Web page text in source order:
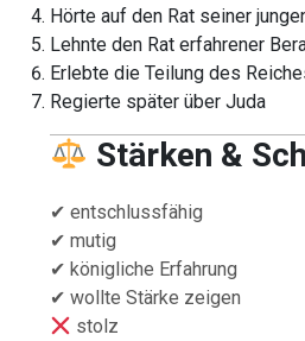
Hörte auf den Rat seiner
Lehnte den Rat erfahrener
Erlebte die Teilung des
Regierte später über Juda
Stärken &
✔ entschlussfähig
✔ mutig
✔ königliche Erfahrung
✔ wollte Stärke zeigen
stolz